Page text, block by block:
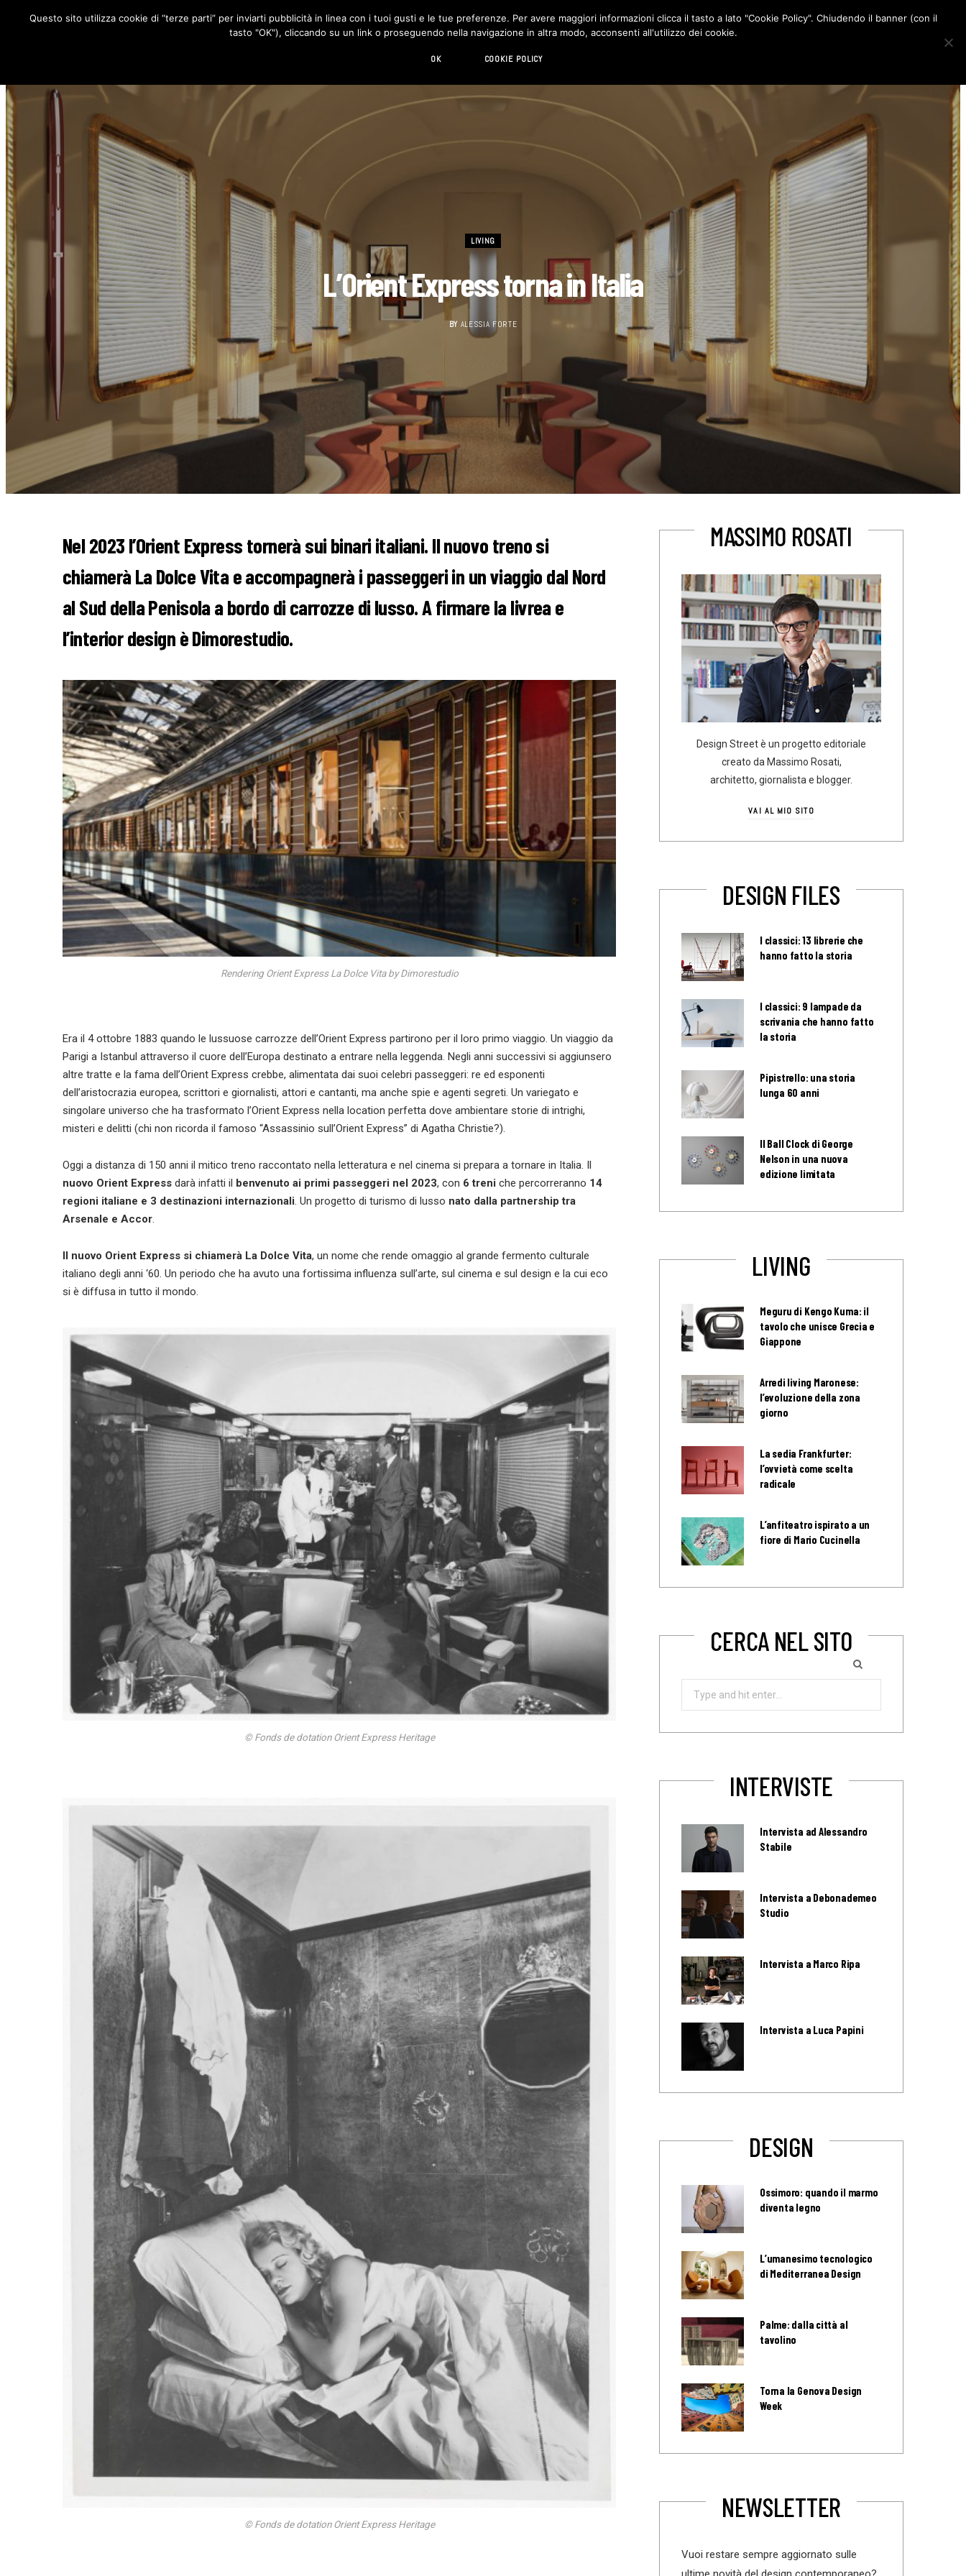
RUBRICHE DESIGN LIVING HI-TECH CHI SIAMO CONTATTI
o
g
r
d
LIVING
L’Orient Express torna in Italia
BY ALESSIA FORTE
Nel 2023 l’Orient Express tornerà sui binari italiani. Il nuovo treno si
chiamerà La Dolce Vita e accompagnerà i passeggeri in un viaggio dal Nord
al Sud della Penisola a bordo di carrozze di lusso. A firmare la livrea e
l’interior design è Dimorestudio.
Rendering Orient Express La Dolce Vita by Dimorestudio
Era il 4 ottobre 1883 quando le lussuose carrozze dell’Orient Express partirono per il loro primo viaggio. Un viaggio da
Parigi a Istanbul attraverso il cuore dell’Europa destinato a entrare nella leggenda. Negli anni successivi si aggiunsero
altre tratte e la fama dell’Orient Express crebbe, alimentata dai suoi celebri passeggeri: re ed esponenti
dell’aristocrazia europea, scrittori e giornalisti, attori e cantanti, ma anche spie e agenti segreti. Un variegato e
singolare universo che ha trasformato l’Orient Express nella location perfetta dove ambientare storie di intrighi,
misteri e delitti (chi non ricorda il famoso “Assassinio sull’Orient Express” di Agatha Christie?).
Oggi a distanza di 150 anni il mitico treno raccontato nella letteratura e nel cinema si prepara a tornare in Italia. Il
nuovo Orient Express darà infatti il benvenuto ai primi passeggeri nel 2023, con 6 treni che percorreranno 14
regioni italiane e 3 destinazioni internazionali. Un progetto di turismo di lusso nato dalla partnership tra
Arsenale e Accor.
Il nuovo Orient Express si chiamerà La Dolce Vita, un nome che rende omaggio al grande fermento culturale
italiano degli anni ‘60. Un periodo che ha avuto una fortissima influenza sull’arte, sul cinema e sul design e la cui eco
si è diffusa in tutto il mondo.
© Fonds de dotation Orient Express Heritage
© Fonds de dotation Orient Express Heritage
MASSIMO ROSATI
Design Street è un progetto editoriale
creato da Massimo Rosati,
architetto, giornalista e blogger.
VAI AL MIO SITO
DESIGN FILES
I classici: 13 librerie che
hanno fatto la storia
I classici: 9 lampade da
scrivania che hanno fatto
la storia
Pipistrello: una storia
lunga 60 anni
Il Ball Clock di George
Nelson in una nuova
edizione limitata
LIVING
Meguru di Kengo Kuma: il
tavolo che unisce Grecia e
Giappone
Arredi living Maronese:
l’evoluzione della zona
giorno
La sedia Frankfurter:
l’ovvietà come scelta
radicale
L’anfiteatro ispirato a un
fiore di Mario Cucinella
CERCA NEL SITO
Search
INTERVISTE
Intervista ad Alessandro
Stabile
Intervista a Debonademeo
Studio
Intervista a Marco Ripa
Intervista a Luca Papini
DESIGN
Ossimoro: quando il marmo
diventa legno
L’umanesimo tecnologico
di Mediterranea Design
Palme: dalla città al
tavolino
Torna la Genova Design
Week
NEWSLETTER
Vuoi restare sempre aggiornato sulle
Questo sito utilizza cookie di “terze parti” per inviarti pubblicità in linea con i tuoi gusti e le tue preferenze. Per avere maggiori informazioni clicca il tasto a lato "Cookie Policy". Chiudendo il banner (con il
tasto "OK"), cliccando su un link o proseguendo nella navigazione in altra modo, acconsenti all'utilizzo dei cookie.
OK COOKIE POLICY